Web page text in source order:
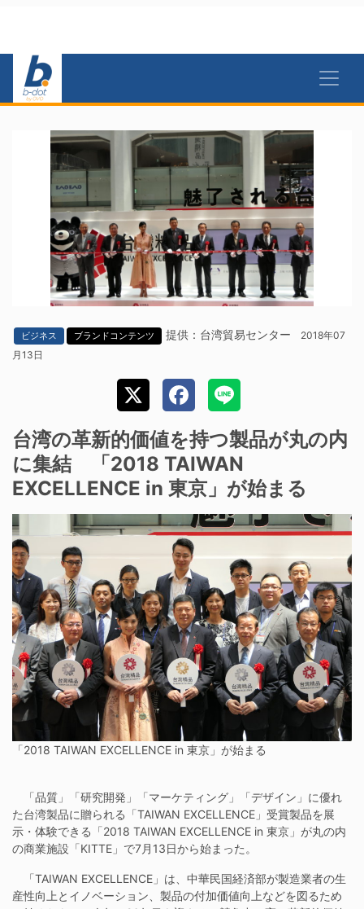
ビジネス ブランドコンテンツ 提供：台湾貿易センター
2018年07
月13日
台湾の革新的価値を持つ製品が丸の内
に集結 「2018 TAIWAN
EXCELLENCE in 東京」が始まる
「2018 TAIWAN EXCELLENCE in 東京」が始まる
「品質」「研究開発」「マーケティング」「デザイン」に優れ
た台湾製品に贈られる「TAIWAN EXCELLENCE」受賞製品を展
示・体験できる「2018 TAIWAN EXCELLENCE in 東京」が丸の内
の商業施設「KITTE」で7月13日から始まった。
「TAIWAN EXCELLENCE」は、中華民国経済部が製造業者の生
産性向上とイノベーション、製品の付加価値向上などを図るため